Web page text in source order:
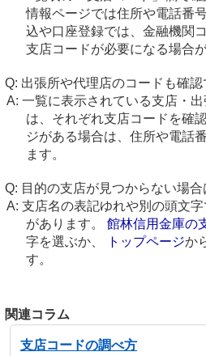
情報ページでは住所や電話番
込や口座登録では、金融機関
支店コードが必要になる場合が
出張所や代理店のコードも確認
一覧に表示されている支店・
は、それぞれ支店コードを確
ジがある場合は、住所や電話
ます。
目的の支店が見つからない場
支店名の表記ゆれや別の頭文
があります。 館林信用金庫の
字を選ぶか、
トップページか
す。
関連コラム
支店コードの調べ方